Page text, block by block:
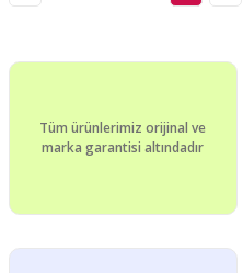
Tüm ürünlerimiz orijinal ve
marka garantisi altındadır